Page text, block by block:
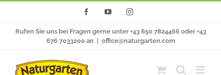
FacebookYouTubeInstagram
Rufen Sie uns bei Fragen gerne unter +43 650 7824466 oder +43
676 7033200 an
office@naturgarten.com